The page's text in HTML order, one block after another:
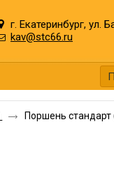
г. Екатеринбург, ул.
kav@stc66.ru
Поршень